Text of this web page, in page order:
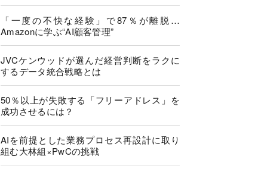
「一度の不快な経験」で87％が離脱…
Amazonに学ぶ“AI顧客管理”
JVCケンウッドが選んだ経営判断をラクに
するデータ統合戦略とは
50％以上が失敗する「フリーアドレス」を
成功させるには？
AIを前提とした業務プロセス再設計に取り
組む大林組×PwCの挑戦